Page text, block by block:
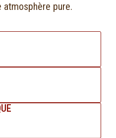
atmosphère pure.